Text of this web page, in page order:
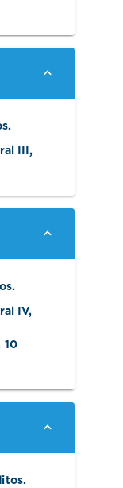
III,
IV,
10